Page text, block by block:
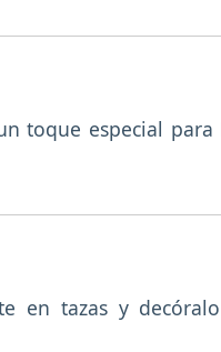
toque especial
en tazas y